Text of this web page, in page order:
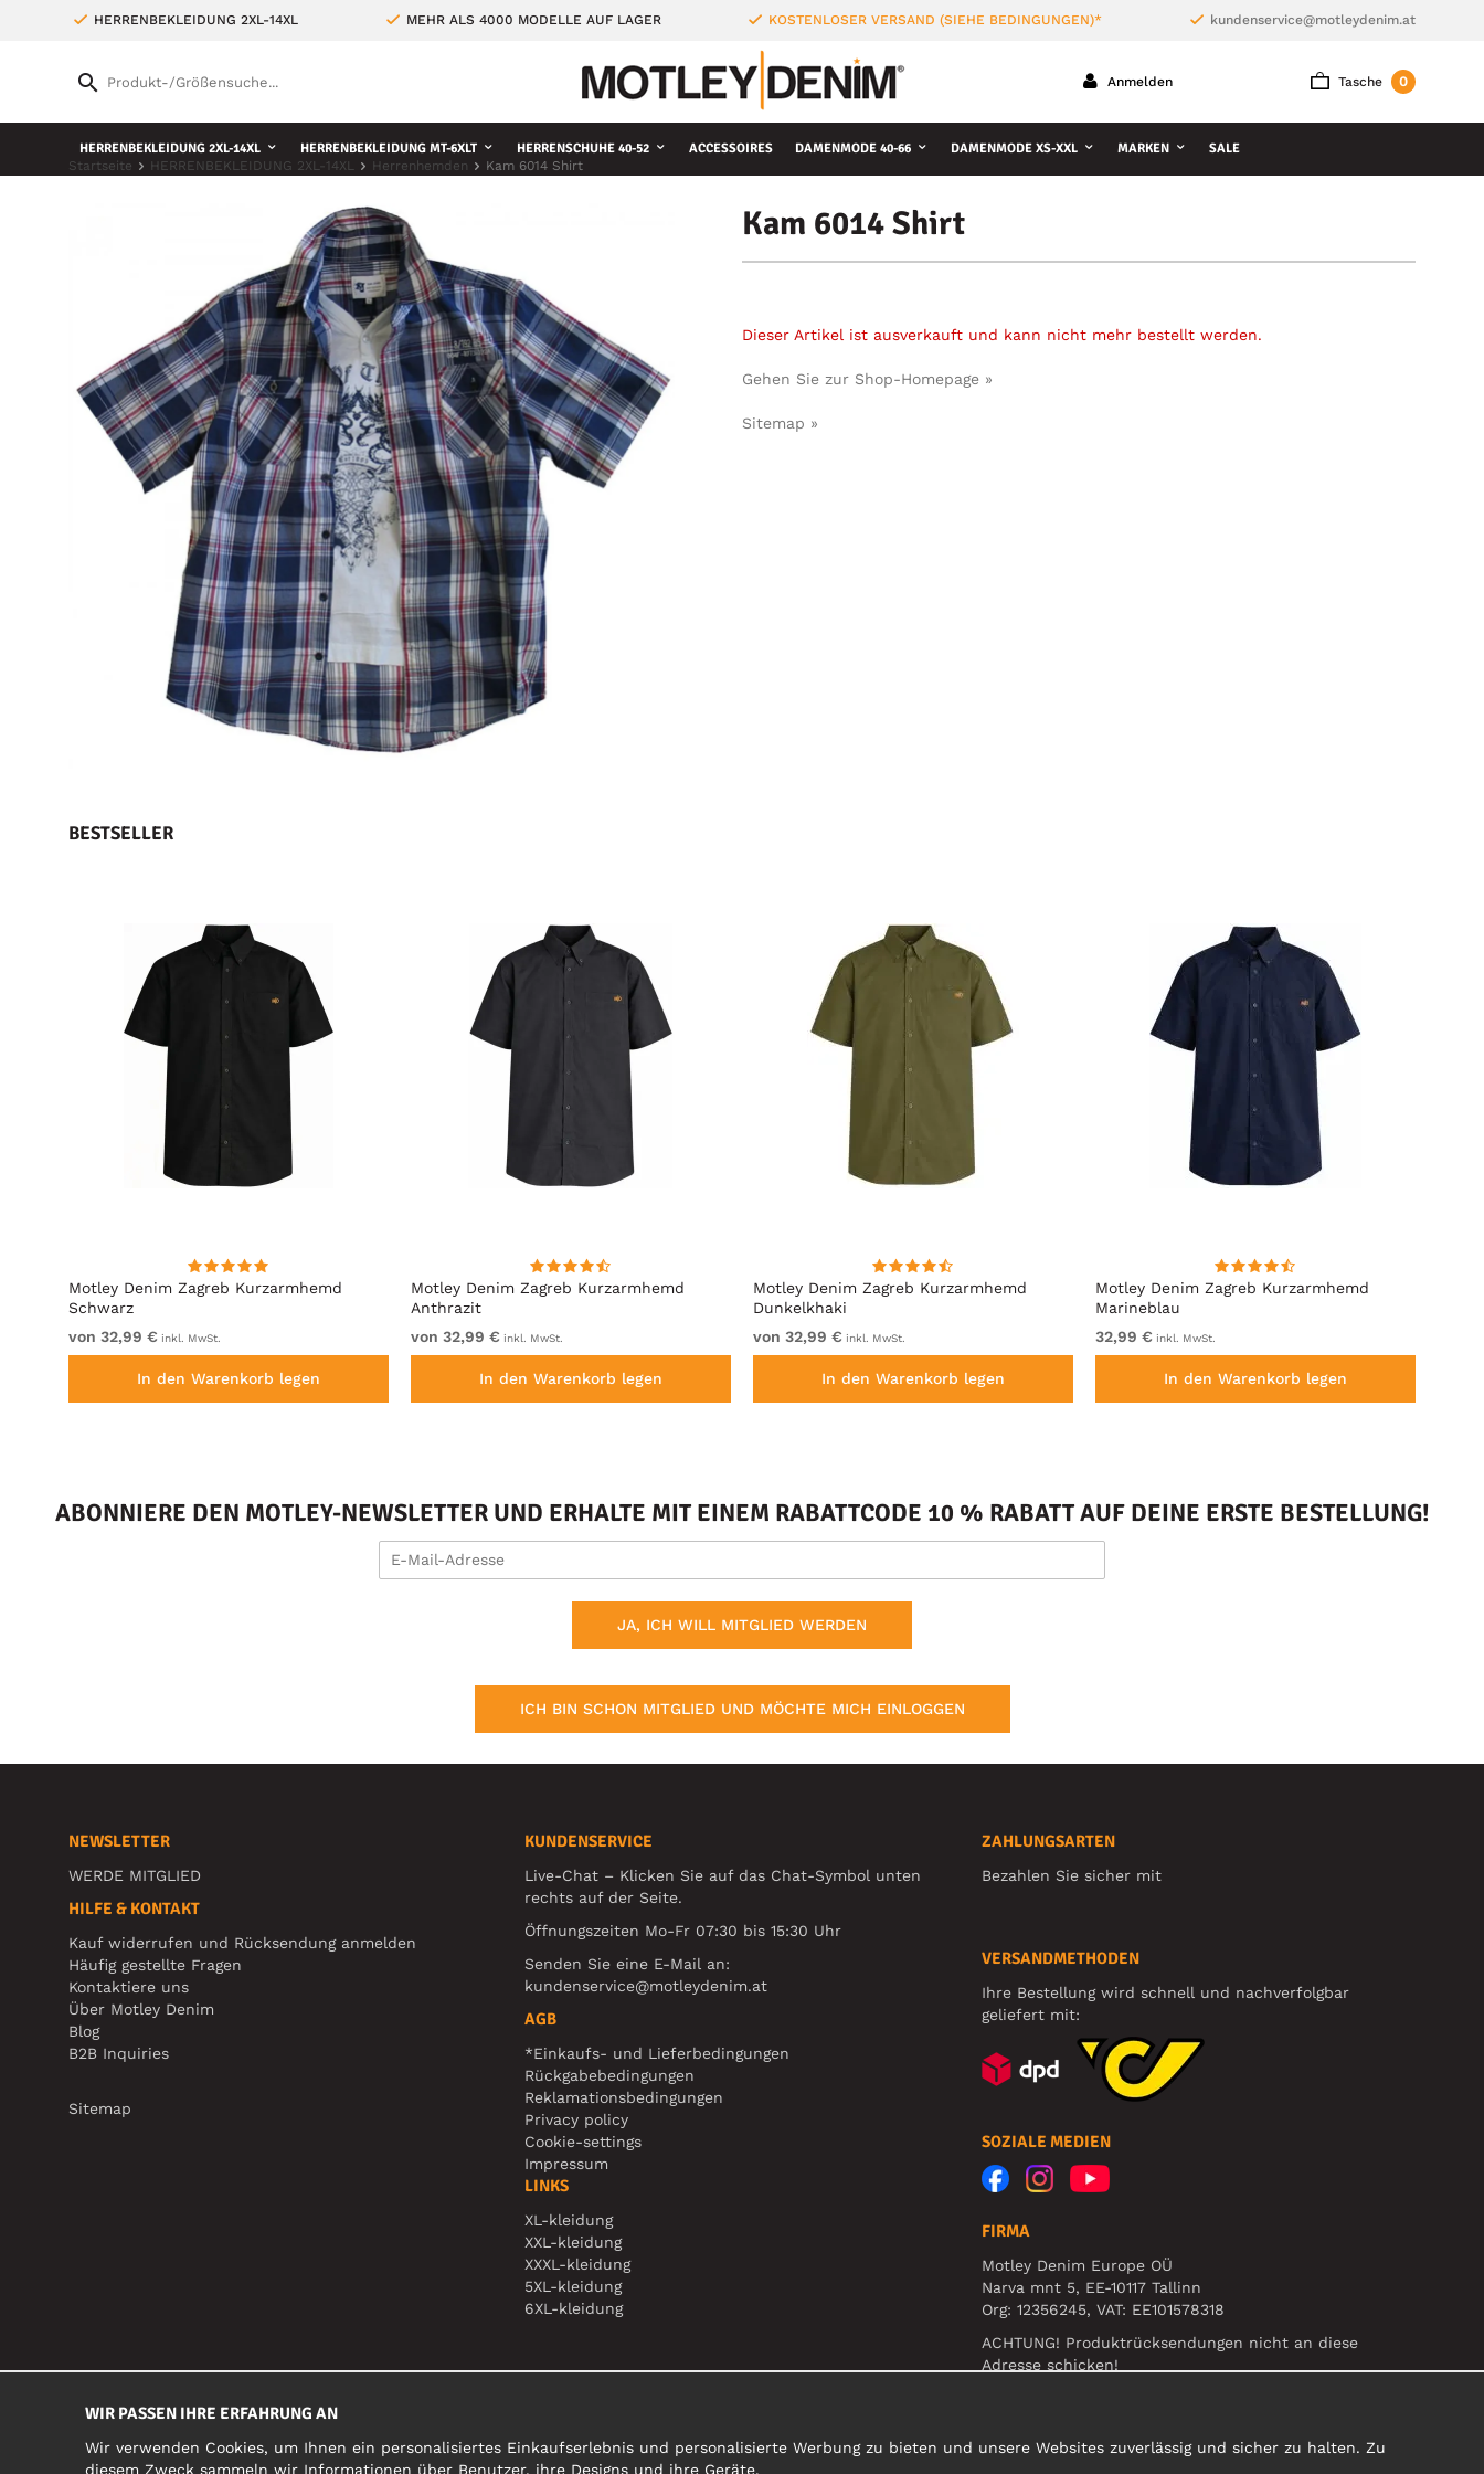
HERRENBEKLEIDUNG 2XL-14XL MEHR ALS 4000 MODELLE AUF LAGER KOSTENLOSER VERSAND (SIEHE BEDINGUNGEN)* kundenservice@motleydenim.at
Tasche 0
Anmelden
HERRENBEKLEIDUNG 2XL-14XL HERRENBEKLEIDUNG MT-6XLT HERRENSCHUHE 40-52 ACCESSOIRES DAMENMODE 40-66 DAMENMODE XS-XXL MARKEN SALE
Startseite HERRENBEKLEIDUNG 2XL-14XL Herrenhemden Kam 6014 Shirt
Kam 6014 Shirt
Dieser Artikel ist ausverkauft und kann nicht mehr bestellt werden.
Gehen Sie zur Shop-Homepage »
Sitemap »
BESTSELLER
Motley Denim Zagreb Kurzarmhemd
Schwarz
von 32,99 € inkl. MwSt.
In den Warenkorb legen
Motley Denim Zagreb Kurzarmhemd
Anthrazit
von 32,99 € inkl. MwSt.
In den Warenkorb legen
Motley Denim Zagreb Kurzarmhemd
Dunkelkhaki
von 32,99 € inkl. MwSt.
In den Warenkorb legen
Motley Denim Zagreb Kurzarmhemd
Marineblau
32,99 € inkl. MwSt.
In den Warenkorb legen
ABONNIERE DEN MOTLEY-NEWSLETTER UND ERHALTE MIT EINEM RABATTCODE 10 % RABATT AUF DEINE ERSTE BESTELLUNG!
JA, ICH WILL MITGLIED WERDEN
ICH BIN SCHON MITGLIED UND MÖCHTE MICH EINLOGGEN
NEWSLETTER
WERDE MITGLIED
HILFE & KONTAKT
Kauf widerrufen und Rücksendung anmelden
Häufig gestellte Fragen
Kontaktiere uns
Über Motley Denim
Blog
B2B Inquiries
Sitemap
KUNDENSERVICE
Live-Chat – Klicken Sie auf das Chat-Symbol unten
rechts auf der Seite.
Öffnungszeiten Mo-Fr 07:30 bis 15:30 Uhr
Senden Sie eine E-Mail an:
kundenservice@motleydenim.at
AGB
*Einkaufs- und Lieferbedingungen
Rückgabebedingungen
Reklamationsbedingungen
Privacy policy
Cookie-settings
Impressum
LINKS
XL-kleidung
XXL-kleidung
XXXL-kleidung
5XL-kleidung
6XL-kleidung
ZAHLUNGSARTEN
Bezahlen Sie sicher mit
VERSANDMETHODEN
Ihre Bestellung wird schnell und nachverfolgbar
geliefert mit:
SOZIALE MEDIEN
FIRMA
Motley Denim Europe OÜ
Narva mnt 5, EE-10117 Tallinn
Org: 12356245, VAT: EE101578318
ACHTUNG! Produktrücksendungen nicht an diese
Adresse schicken!
WIR PASSEN IHRE ERFAHRUNG AN
Wir verwenden Cookies, um Ihnen ein personalisiertes Einkaufserlebnis und personalisierte Werbung zu bieten und unsere Websites zuverlässig und sicher zu halten. Zu
diesem Zweck sammeln wir Informationen über Benutzer, ihre Designs und ihre Geräte.